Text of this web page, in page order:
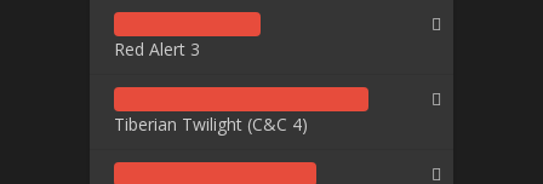
Red Alert 3
Tiberian Twilight (C&C 4)